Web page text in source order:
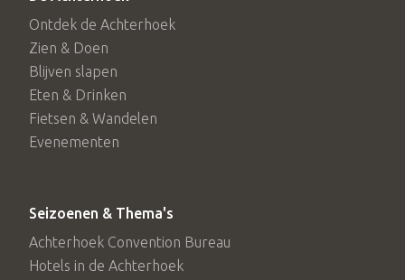
Ontdek de Achterhoek
Zien & Doen
Blijven slapen
Eten & Drinken
Fietsen & Wandelen
Evenementen
Seizoenen & Thema's
Achterhoek Convention Bureau
Hotels in de Achterhoek